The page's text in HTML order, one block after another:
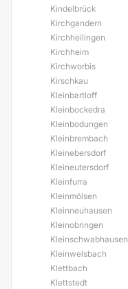
Kindelbrück
Kirchgandern
Kirchheilingen
Kirchheim
Kirchworbis
Kirschkau
Kleinbartloff
Kleinbockedra
Kleinbodungen
Kleinbrembach
Kleinebersdorf
Kleineutersdorf
Kleinfurra
Kleinmölsen
Kleinneuhausen
Kleinobringen
Kleinschwabhausen
Kleinwelsbach
Klettbach
Klettstedt